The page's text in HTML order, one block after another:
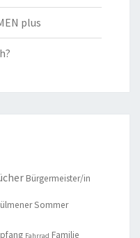
plus
Bürgermeister/in
Sommer
Fahrrad Familie